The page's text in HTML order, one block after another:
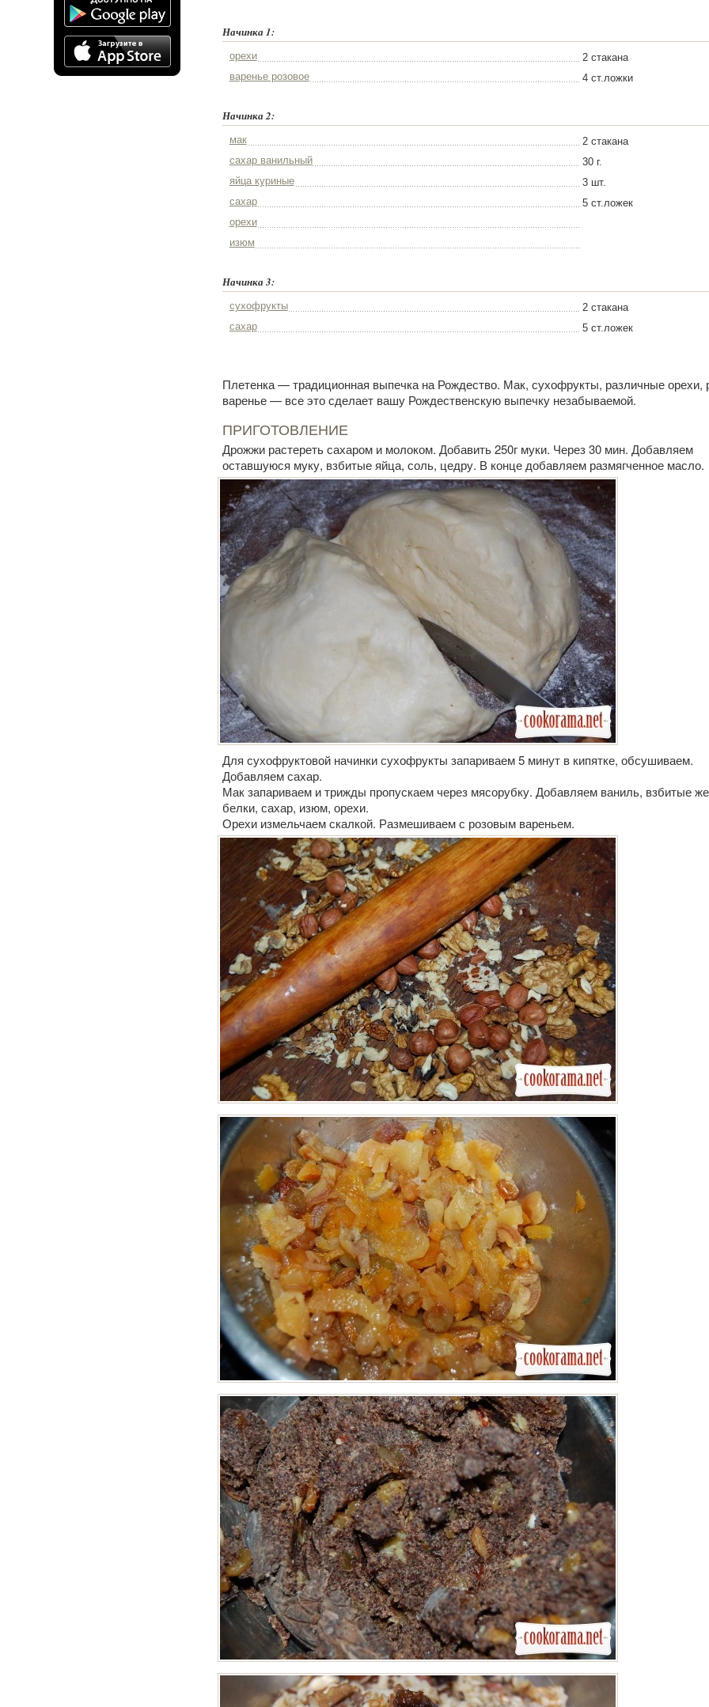
Начинка 1:
орехи
2 стакана
варенье розовое
4 ст.ложки
Начинка 2:
мак
2 стакана
сахар ванильный
30 г.
яйца куриные
3 шт.
сахар
5 ст.ложек
орехи
изюм
Начинка 3:
сухофрукты
2 стакана
сахар
5 ст.ложек
Плетенка — традиционная выпечка на Рождество. Мак, сухофрукты, различные орехи,
варенье — все это сделает вашу Рождественскую выпечку незабываемой.
ПРИГОТОВЛЕНИЕ
Дрожжи растереть сахаром и молоком. Добавить 250г муки. Через 30 мин. Добавляем
оставшуюся муку, взбитые яйца, соль, цедру. В конце добавляем размягченное масло.
Для сухофруктовой начинки сухофрукты запариваем 5 минут в кипятке, обсушиваем.
Добавляем сахар.
Мак запариваем и трижды пропускаем через мясорубку. Добавляем ваниль, взбитые
белки, сахар, изюм, орехи.
Орехи измельчаем скалкой. Размешиваем с розовым вареньем.